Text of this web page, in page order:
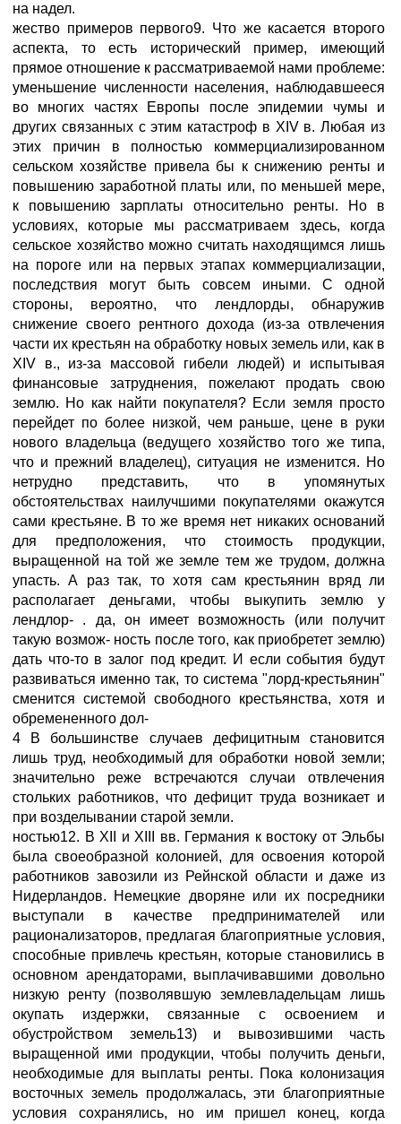
на надел.
жество примеров первого9. Что же касается второго
аспекта, то есть исторический пример, имеющий
прямое отношение к рассматриваемой нами проблеме:
уменьшение численности населения, наблюдавшееся
во многих частях Европы после эпидемии чумы и
других связанных с этим катастроф в XIV в. Любая из
этих причин в полностью коммерциализированном
сельском хозяйстве привела бы к снижению ренты и
повышению заработной платы или, по меньшей мере,
к повышению зарплаты относительно ренты. Но в
условиях, которые мы рассматриваем здесь, когда
сельское хозяйство можно считать находящимся лишь
на пороге или на первых этапах коммерциализации,
последствия могут быть совсем иными. С одной
стороны, вероятно, что лендлорды, обнаружив
снижение своего рентного дохода (из-за отвлечения
части их крестьян на обработку новых земель или, как в
XIV в., из-за массовой гибели людей) и испытывая
финансовые затруднения, пожелают продать свою
землю. Но как найти покупателя? Если земля просто
перейдет по более низкой, чем раньше, цене в руки
нового владельца (ведущего хозяйство того же типа,
что и прежний владелец), ситуация не изменится. Но
нетрудно представить, что в упомянутых
обстоятельствах наилучшими покупателями окажутся
сами крестьяне. В то же время нет никаких оснований
для предположения, что стоимость продукции,
выращенной на той же земле тем же трудом, должна
упасть. А раз так, то хотя сам крестьянин вряд ли
располагает деньгами, чтобы выкупить землю у
лендлор- . да, он имеет возможность (или получит
такую возмож- ность после того, как приобретет землю)
дать что-то в залог под кредит. И если события будут
развиваться именно так, то система "лорд-крестьянин"
сменится системой свободного крестьянства, хотя и
обремененного дол-
4 В большинстве случаев дефицитным становится
лишь труд, необходимый для обработки новой земли;
значительно реже встречаются случаи отвлечения
стольких работников, что дефицит труда возникает и
при возделывании старой земли.
ностью12. В XII и XIII вв. Германия к востоку от Эльбы
была своеобразной колонией, для освоения которой
работников завозили из Рейнской области и даже из
Нидерландов. Немецкие дворяне или их посредники
выступали в качестве предпринимателей или
рационализаторов, предлагая благоприятные условия,
способные привлечь крестьян, которые становились в
основном арендаторами, выплачивавшими довольно
низкую ренту (позволявшую землевладельцам лишь
окупать издержки, связанные с освоением и
обустройством земель13) и вывозившими часть
выращенной ими продукции, чтобы получить деньги,
необходимые для выплаты ренты. Пока колонизация
восточных земель продолжалась, эти благоприятные
условия сохранялись, но им пришел конец, когда